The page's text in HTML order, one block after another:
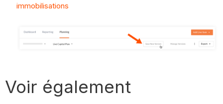
immobilisations
Voir également